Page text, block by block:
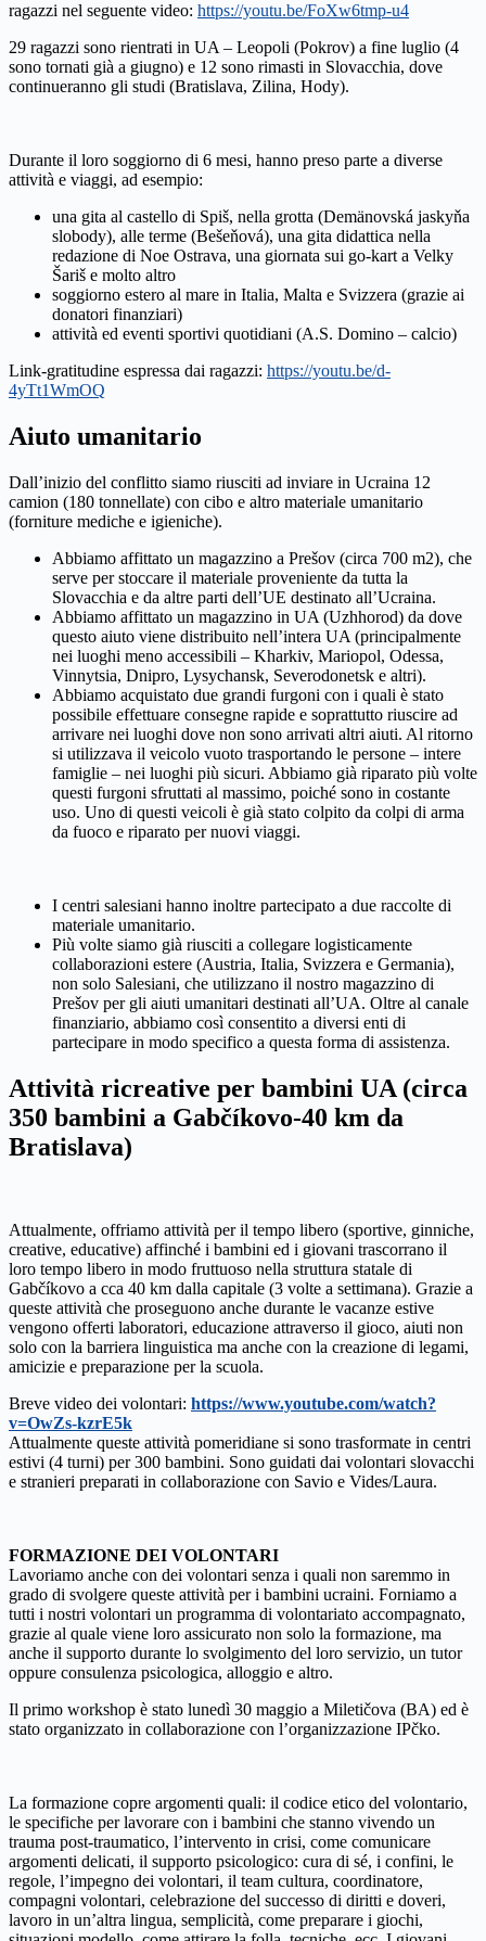
ragazzi nel seguente video: https://youtu.be/FoXw6tmp-u4
29 ragazzi sono rientrati in UA – Leopoli (Pokrov) a fine luglio (4
sono tornati già a giugno) e 12 sono rimasti in Slovacchia, dove
continueranno gli studi (Bratislava, Zilina, Hody).
Durante il loro soggiorno di 6 mesi, hanno preso parte a diverse
attività e viaggi, ad esempio:
una gita al castello di Spiš, nella grotta (Demänovská jaskyňa
slobody), alle terme (Bešeňová), una gita didattica nella
redazione di Noe Ostrava, una giornata sui go-kart a Velky
Šariš e molto altro
soggiorno estero al mare in Italia, Malta e Svizzera (grazie ai
donatori finanziari)
attività ed eventi sportivi quotidiani (A.S. Domino – calcio)
Link-gratitudine espressa dai ragazzi: https://youtu.be/d-
4yTt1WmOQ
Aiuto umanitario
Dall’inizio del conflitto siamo riusciti ad inviare in Ucraina 12
camion (180 tonnellate) con cibo e altro materiale umanitario
(forniture mediche e igieniche).
Abbiamo affittato un magazzino a Prešov (circa 700 m2), che
serve per stoccare il materiale proveniente da tutta la
Slovacchia e da altre parti dell’UE destinato all’Ucraina.
Abbiamo affittato un magazzino in UA (Uzhhorod) da dove
questo aiuto viene distribuito nell’intera UA (principalmente
nei luoghi meno accessibili – Kharkiv, Mariopol, Odessa,
Vinnytsia, Dnipro, Lysychansk, Severodonetsk e altri).
Abbiamo acquistato due grandi furgoni con i quali è stato
possibile effettuare consegne rapide e soprattutto riuscire ad
arrivare nei luoghi dove non sono arrivati ​​altri aiuti. Al ritorno
si utilizzava il veicolo vuoto trasportando le persone – intere
famiglie – nei luoghi più sicuri. Abbiamo già riparato più volte
questi furgoni sfruttati al massimo, poiché sono in costante
uso. Uno di questi veicoli è già stato colpito da colpi di arma
da fuoco e riparato per nuovi viaggi.
I centri salesiani hanno inoltre partecipato a due raccolte di
materiale umanitario.
Più volte siamo già riusciti a collegare logisticamente
collaborazioni estere (Austria, Italia, Svizzera e Germania),
non solo Salesiani, che utilizzano il nostro magazzino di
Prešov per gli aiuti umanitari destinati all’UA. Oltre al canale
finanziario, abbiamo così consentito a diversi enti di
partecipare in modo specifico a questa forma di assistenza.
Attività ricreative per bambini UA (circa
350 bambini a Gabčíkovo-40 km da
Bratislava)
Attualmente, offriamo attività per il tempo libero (sportive, ginniche,
creative, educative) affinché i bambini ed i giovani trascorrano il
loro tempo libero in modo fruttuoso nella struttura statale di
Gabčíkovo a cca 40 km dalla capitale (3 volte a settimana). Grazie a
queste attività che proseguono anche durante le vacanze estive
vengono offerti laboratori, educazione attraverso il gioco, aiuti non
solo con la barriera linguistica ma anche con la creazione di legami,
amicizie e preparazione per la scuola.
Breve video dei volontari: https://www.youtube.com/watch?
v=OwZs-kzrE5k
Attualmente queste attività pomeridiane si sono trasformate in centri
estivi (4 turni) per 300 bambini. Sono guidati dai volontari slovacchi
e stranieri preparati in collaborazione con Savio e Vides/Laura.
FORMAZIONE DEI VOLONTARI
Lavoriamo anche con dei volontari senza i quali non saremmo in
grado di svolgere queste attività per i bambini ucraini. Forniamo a
tutti i nostri volontari un programma di volontariato accompagnato,
grazie al quale viene loro assicurato non solo la formazione, ma
anche il supporto durante lo svolgimento del loro servizio, un tutor
oppure consulenza psicologica, alloggio e altro.
Il primo workshop è stato lunedì 30 maggio a Miletičova (BA) ed è
stato organizzato in collaborazione con l’organizzazione IPčko.
La formazione copre argomenti quali: il codice etico del volontario,
le specifiche per lavorare con i bambini che stanno vivendo un
trauma post-traumatico, l’intervento in crisi, come comunicare
argomenti delicati, il supporto psicologico: cura di sé, i confini, le
regole, l’impegno dei volontari, il team cultura, coordinatore,
compagni volontari, celebrazione del successo di diritti e doveri,
lavoro in un’altra lingua, semplicità, come preparare i giochi,